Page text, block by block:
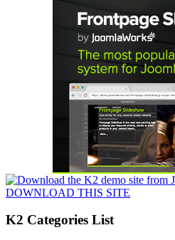
DOWNLOAD THIS SITE
K2 Categories List